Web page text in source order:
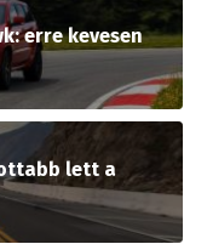
erre kevesen
lett a